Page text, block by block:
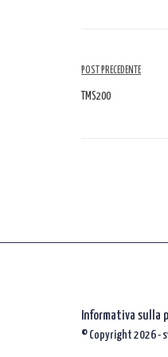
tra
POST PRECEDENTE
TMS200
Informativa sulla
© Copyright 2026 -